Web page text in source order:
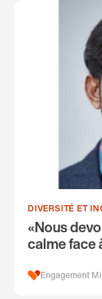
DIVERSITÉ ET
«Nous
calme face
Engagement